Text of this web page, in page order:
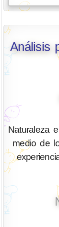
Análisis
Naturaleza
medio de